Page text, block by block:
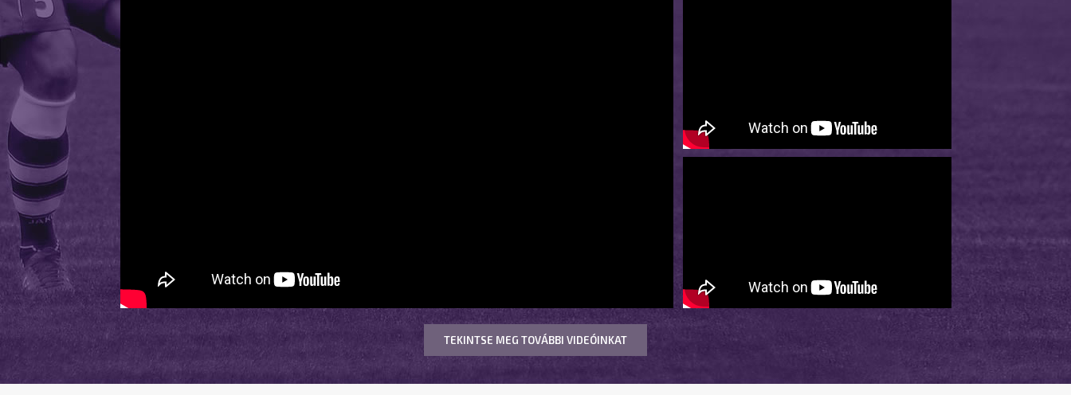
TEKINTSE MEG TOVÁBBI VIDEÓINKAT